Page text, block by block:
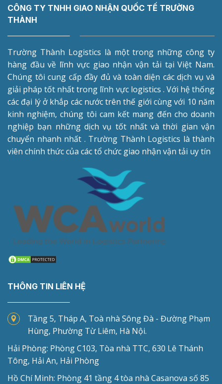
CÔNG TY TNHH GIAO NHẬN QUỐC TẾ TRƯỜNG
THÀNH
Trường Thành Logistics là một trong những công ty
hàng đầu về lĩnh vực giao nhận vận tải tại Việt Nam.
Chúng tôi cung cấp đầy đủ và toàn diện các dịch vụ và
giải pháp tốt nhất trong lĩnh vực logistics . Với hệ thống
các đại lý ở khắp các nước trên thế giới cùng với 10 năm
kinh nghiệm, chúng tôi cam kết mang đến cho doanh
nghiệp bạn những dịch vụ tốt nhất và thời gian vận
chuyển nhanh nhất . Trường Thành Logistics là thành
viên chính thức của các tổ chức giao nhận vận tải uy tín
THÔNG TIN LIÊN HỆ
Tầng 5, Tháp A, Toà nhà Sông Đà - Đường Phạm
Hùng, Phường Từ Liêm, Hà Nội.
Hải Phòng: Phòng C103, Tòa nhà TTC, 630 Lê Thánh
Tông, Hải An, Hải Phòng
Hồ Chí Minh: Phòng 41 tầng 4 tòa nhà Casanova số 85